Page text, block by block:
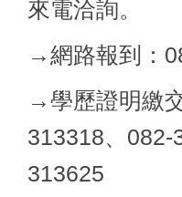
來電洽詢。
→網路報到：
→學歷證明繳
313318、082-
313625